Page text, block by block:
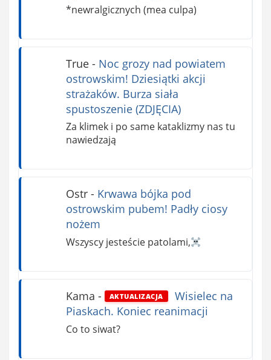
*newralgicznych (mea culpa)
True- Noc grozy nad powiatem
ostrowskim! Dziesiątki akcji
strażaków. Burza siała
spustoszenie (ZDJĘCIA)
Za klimek i po same kataklizmy nas tu
nawiedzają
Ostr- Krwawa bójka pod
ostrowskim pubem! Padły ciosy
nożem
Wszyscy jesteście patolami,
Kama - AKTUALIZACJA
Wisielec na
Piaskach. Koniec reanimacji
Co to siwat?